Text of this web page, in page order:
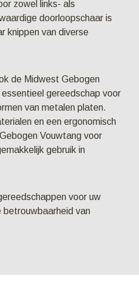
zowel links- als
doorloopschaar is
knippen van diverse
de Midwest Gebogen
gereedschap voor
van metalen platen.
en een ergonomisch
Vouwtang voor
gebruik in
voor uw
van